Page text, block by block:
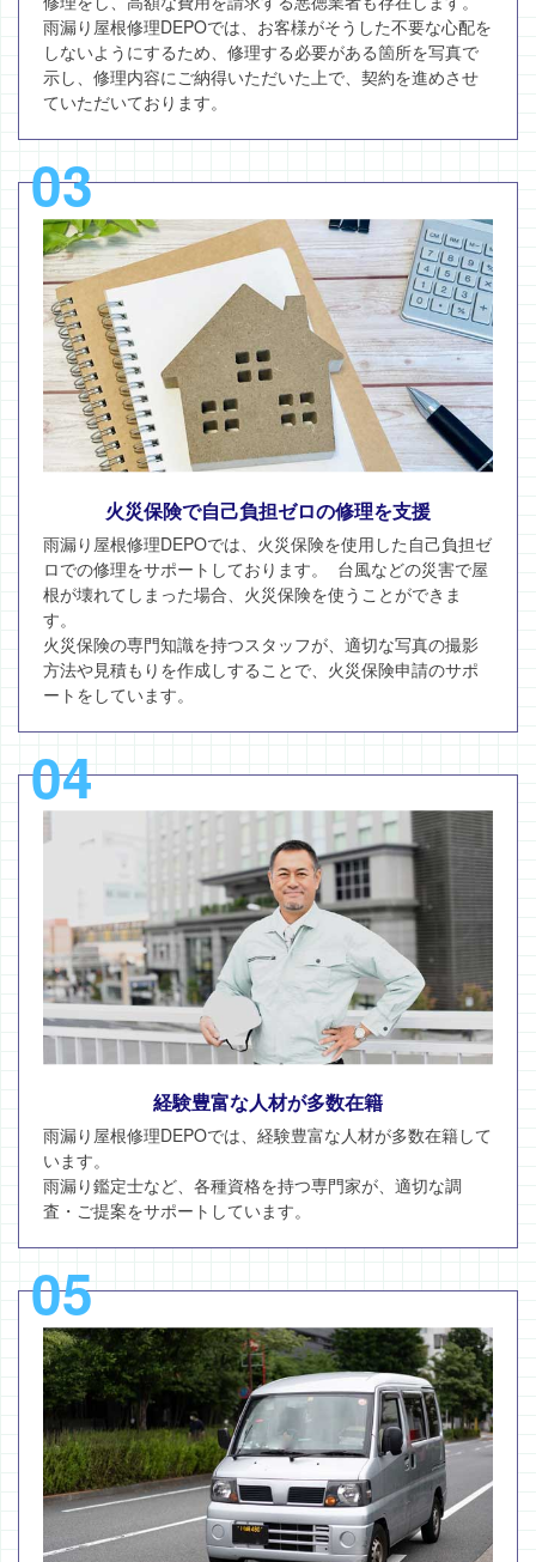
雨漏り屋根修理DEPOでは、お客様がそうした不要な心配を
しないようにするため、修理する必要がある箇所を写真で
示し、修理内容にご納得いただいた上で、契約を進めさせ
ていただいております。
03
火災保険で自己負担ゼロの修理を支援
雨漏り屋根修理DEPOでは、火災保険を使用した自己負担ゼ
ロでの修理をサポートしております。 台風などの災害で屋
根が壊れてしまった場合、火災保険を使うことができま
す。
火災保険の専門知識を持つスタッフが、適切な写真の撮影
方法や見積もりを作成しすることで、火災保険申請のサポ
ートをしています。
04
経験豊富な人材が多数在籍
雨漏り屋根修理DEPOでは、経験豊富な人材が多数在籍して
います。
雨漏り鑑定士など、各種資格を持つ専門家が、適切な調
査・ご提案をサポートしています。
05